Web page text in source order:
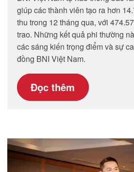
giúp các thành viên tạo ra hơn
thu trong 12 tháng qua, với
trao. Những kết quả phi thường
các sáng kiến trọng điểm và sự
đồng BNI Việt Nam.
Đọc thêm